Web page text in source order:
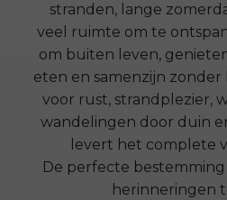
stranden, lange
veel ruimte om te
om buiten leven,
eten en samenzijn zonder
voor rust, strandplezier,
wandelingen door duin
levert het complete
De perfecte
herinneringen